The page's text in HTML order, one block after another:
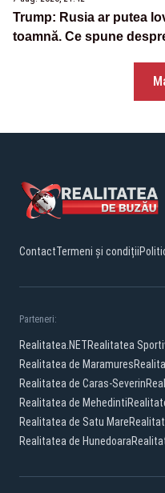
Trump: Rusia ar putea
toamnă. Ce spune
ContactTermeni și condiții
Parteneri:
Realitatea.NETRealitatea
Realitatea de Maramures
Realitatea de Caras-Severin
Realitatea de Mehedinti
Realitatea de Satu Mare
Realitatea de Hunedoara